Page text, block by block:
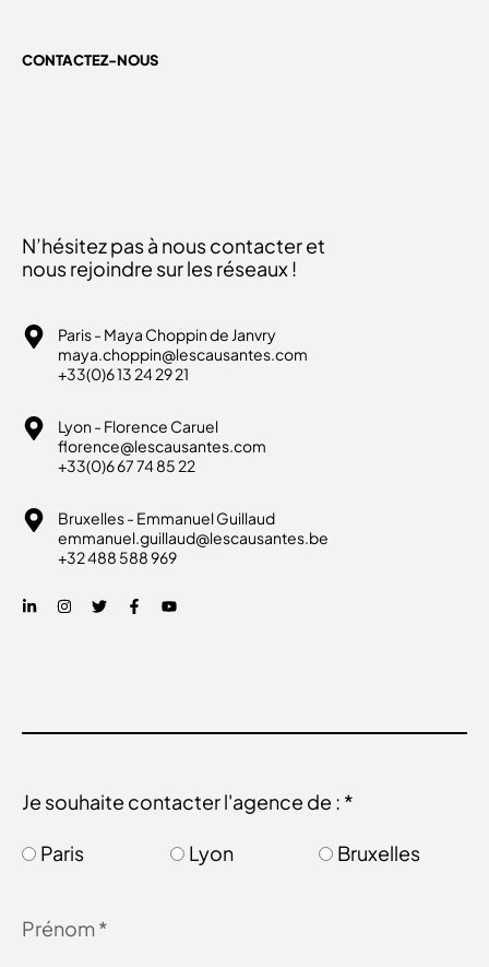
CONTACTEZ-NOUS
N’hésitez pas à nous contacter et
nous rejoindre sur les réseaux !
Paris - Maya Choppin de Janvry
maya.choppin@lescausantes.com
+33(0)6 13 24 29 21
Lyon - Florence Caruel
florence@lescausantes.com
+33(0)6 67 74 85 22
Bruxelles - Emmanuel Guillaud
emmanuel.guillaud@lescausantes.be
+32 488 588 969
Je souhaite contacter l'agence de : *
Paris Lyon Bruxelles